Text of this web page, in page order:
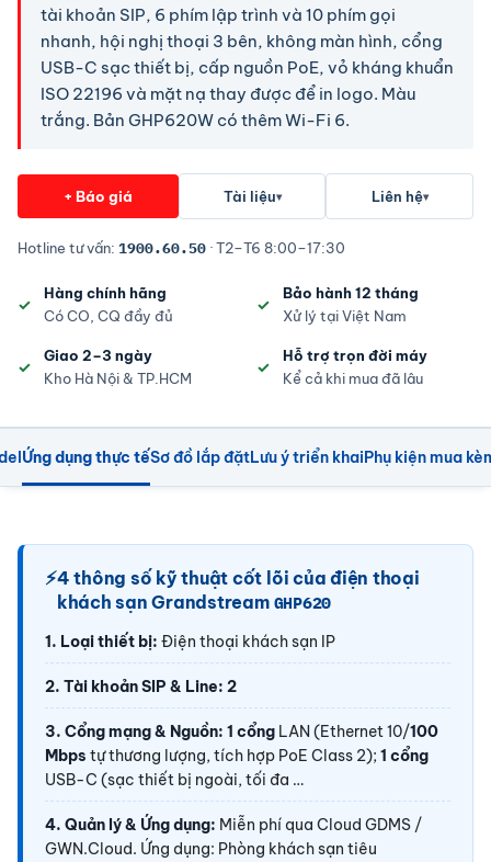
tài khoản SIP, 6 phím lập trình và 10 phím gọi
nhanh, hội nghị thoại 3 bên, không màn hình, cổng
USB-C sạc thiết bị, cấp nguồn PoE, vỏ kháng khuẩn
ISO 22196 và mặt nạ thay được để in logo. Màu
trắng. Bản GHP620W có thêm Wi-Fi 6.
+ Báo giá Tài liệu▾ Liên hệ▾
Hotline tư vấn: 1900.60.50 · T2–T6 8:00–17:30
Hàng chính hãng
Có CO, CQ đầy đủ
Bảo hành 12 tháng
Xử lý tại Việt Nam
Giao 2–3 ngày
Kho Hà Nội & TP.HCM
Hỗ trợ trọn đời máy
Kể cả khi mua đã lâu
Ứng dụng thực tếSơ đồ lắp đặtLưu ý triển khaiPhụ kiện mua
⚡4 thông số kỹ thuật cốt lõi của điện thoại
khách sạn Grandstream GHP620
1. Loại thiết bị: Điện thoại khách sạn IP
2. Tài khoản SIP & Line: 2
3. Cổng mạng & Nguồn: 1 cổng LAN (Ethernet 10/100
Mbps tự thương lượng, tích hợp PoE Class 2); 1 cổng
USB-C (sạc thiết bị ngoài, tối đa …
4. Quản lý & Ứng dụng: Miễn phí qua Cloud GDMS /
GWN.Cloud. Ứng dụng: Phòng khách sạn tiêu